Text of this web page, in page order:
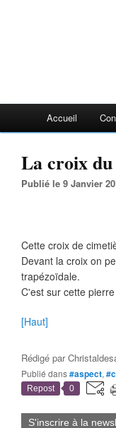
Accueil
La croix
Publié le 9 Janvier
Cette croix de
Devant la croix on
trapézoïdale.
C'est sur cette
[Haut]
Rédigé par
Publié dans#aspect,
Repost 0
S'inscrire à la